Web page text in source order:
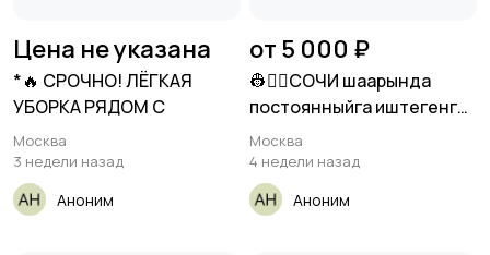
Цена не указана
*🔥 СРОЧНО! ЛЁГКАЯ
УБОРКА РЯДОМ С
Москва
3 недели назад
Аноним
от 5 000 ₽
👷👷‍♀️СОЧИ шаарында
постоянныйга иштегенге
универсал
отделочниктер
Москва
4 недели назад
Аноним